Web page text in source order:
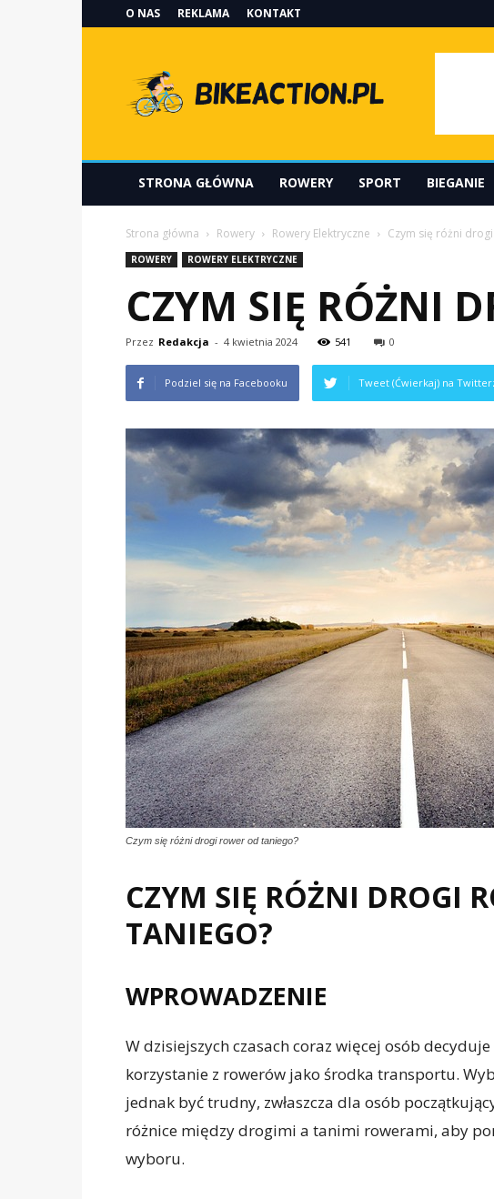
O NAS REKLAMA KONTAKT
STRONA GŁÓWNA ROWERY SPORT BIEGANIE
Strona główna Rowery Rowery Elektryczne Czym się różni
ROWERY ROWERY ELEKTRYCZNE
CZYM SIĘ RÓŻNI
Przez Redakcja - 4 kwietnia 2024 541 0
Podziel się na Facebooku Tweet (Ćwierkaj) na
Czym się różni drogi rower od taniego?
CZYM SIĘ RÓŻNI DROGI
TANIEGO?
WPROWADZENIE
W dzisiejszych czasach coraz więcej osób
korzystanie z rowerów jako środka transportu.
jednak być trudny, zwłaszcza dla osób
różnice między drogimi a tanimi rowerami, aby
wyboru.